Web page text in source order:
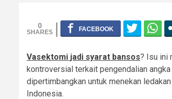
0
Vasektomi jadi syarat bansos? Isu ini
kontroversial terkait pengendalian
dipertimbangkan untuk menekan
Indonesia.